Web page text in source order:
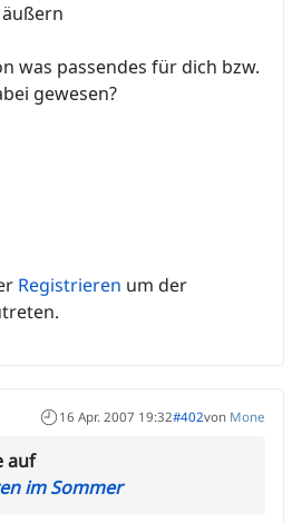
was passendes für dich bzw.
gewesen?
Registrieren um der
16 Apr. 2007 19:32#402von Mone
auf
im Sommer